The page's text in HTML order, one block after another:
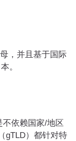
，并且基于国际
。
依赖国家/地区
gTLD）都针对特